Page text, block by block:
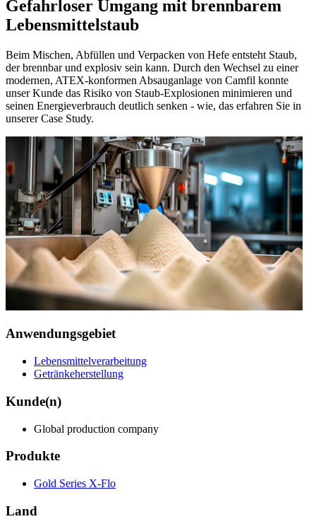
Gefahrloser Umgang mit brennbarem
Lebensmittelstaub
Beim Mischen, Abfüllen und Verpacken von Hefe entsteht Staub,
der brennbar und explosiv sein kann. Durch den Wechsel zu einer
modernen, ATEX-konformen Absauganlage von Camfil konnte
unser Kunde das Risiko von Staub-Explosionen minimieren und
seinen Energieverbrauch deutlich senken - wie, das erfahren Sie in
unserer Case Study.
Anwendungsgebiet
Lebensmittelverarbeitung
Getränkeherstellung
Kunde(n)
Global production company
Produkte
Gold Series X-Flo
Land